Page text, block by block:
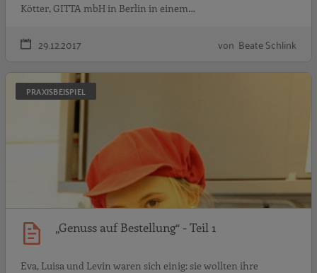
Kötter, GITTA mbH in Berlin in einem…
29.12.2017 von Beate Schlink
PRAXISBEISPIEL
„Genuss auf Bestellung“ - Teil 1
Eva, Luisa und Levin waren sich einig: sie wollten ihre